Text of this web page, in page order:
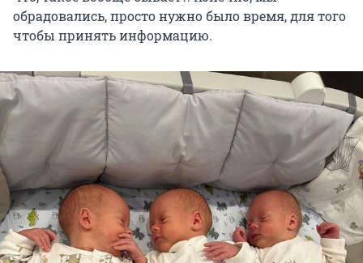
обрадовались, просто нужно было время, для того
чтобы принять информацию.